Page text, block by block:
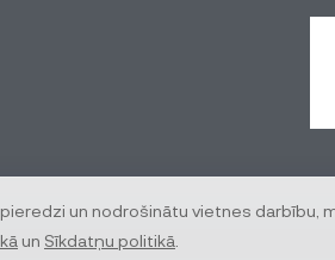
un nodrošinātu vietnes darbību,
un Sīkdatņu politikā